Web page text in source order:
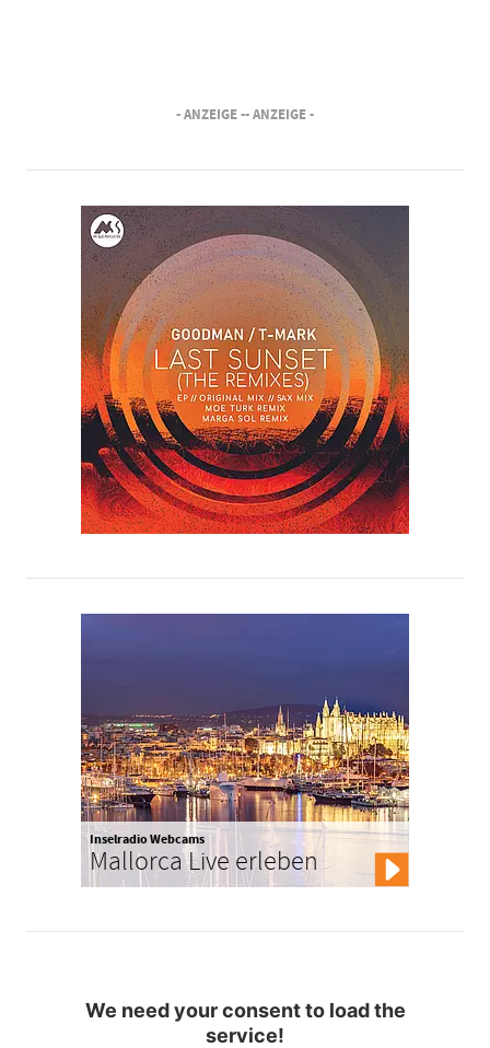
- ANZEIGE -- ANZEIGE -
Inselradio Webcams
Mallorca Live erleben
We need your consent to load the
service!